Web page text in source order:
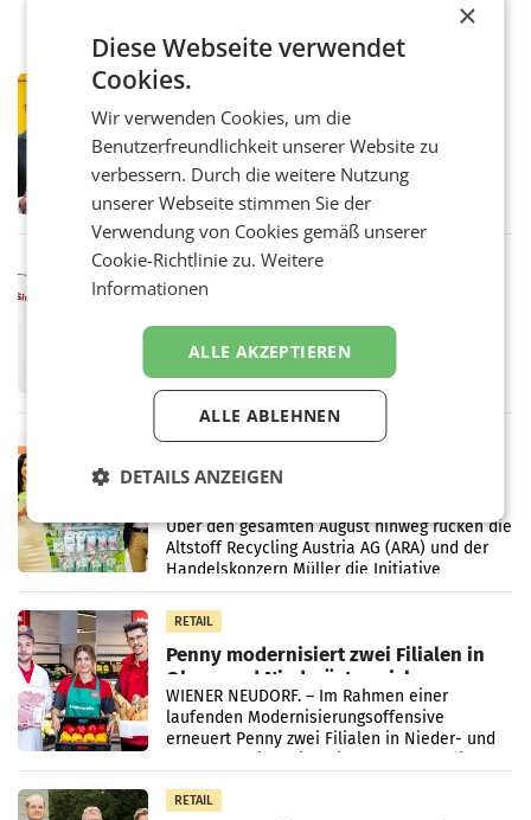
PRIMENEWS
Österreichische Post: Umsatzplus im
ersten Halbjahr trotz schwachem
Briefgeschäft
WIEN Die Österreichische Post AG hat im
ersten Halbjahr 2026 einen Konzernumsatz
von 1.544,0 Mio. EUR erwirtschaftet, was
einem Plus von 3,8 Prozent gegenüber dem
Vergleichszeitraum
MARKETING & MEDIA
ProSiebenSat.1 spart und macht
überraschend viel Gewinn
UNTERFÖHRING/MAILAND/AMSTERDAM. Der
Fernsehkonzern ProSiebenSat.1 hat im
Frühjahr dank Kostensenkungen operativ
wieder Gewinn gemacht und die
Markterwartung deutlich übertroffen.
RETAIL
Eine Bühne für Zirkularität: ARA und
Kreislauffähigkeit
Über den gesamten August hinweg rücken die
Altstoff Recycling Austria AG (ARA) und der
Handelskonzern Müller die Initiative
„Kreislauf-Helden“ in allen österreichischen
Müller-Filialen
RETAIL
Penny modernisiert zwei Filialen in
Ober- und Niederösterreich
WIENER NEUDORF. – Im Rahmen einer
laufenden Modernisierungsoffensive
erneuert Penny zwei Filialen in Nieder- und
RETAIL
×
Diese Webseite verwendet
Cookies.
Wir verwenden Cookies, um die
Benutzerfreundlichkeit unserer Website zu
verbessern. Durch die weitere Nutzung
unserer Webseite stimmen Sie der
Verwendung von Cookies gemäß unserer
Cookie-Richtlinie zu.Weitere
Informationen
ALLE AKZEPTIEREN
ALLE ABLEHNEN
DETAILS ANZEIGEN